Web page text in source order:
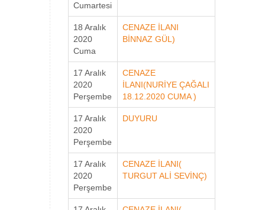
Cumartesi
18 Aralık
2020
Cuma
CENAZE İLANI
BİNNAZ GÜL)
17 Aralık
2020
Perşembe
CENAZE
İLANI(NURİYE ÇAĞALI
18.12.2020 CUMA )
17 Aralık
2020
Perşembe
DUYURU
17 Aralık
2020
Perşembe
CENAZE İLANI(
TURGUT ALİ SEVİNÇ)